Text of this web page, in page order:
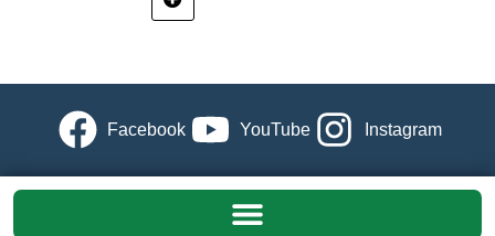
Facebook YouTube Instagram